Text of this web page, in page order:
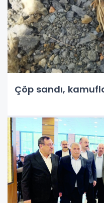
Çöp sandı,